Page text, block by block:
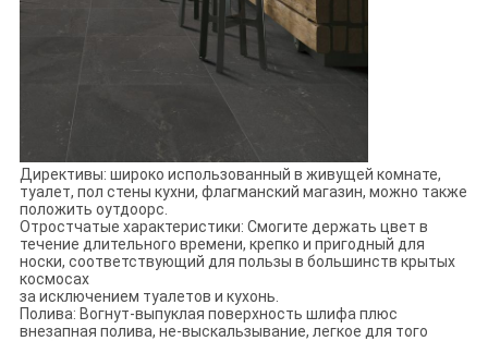
Директивы: широко использованный в живущей комнате,
туалет, пол стены кухни, флагманский магазин, можно также
положить оутдоорс.
Отростчатые характеристики: Смогите держать цвет в
течение длительного времени, крепко и пригодный для
носки, соответствующий для пользы в большинств крытых
космосах
за исключением туалетов и кухонь.
Полива: Вогнут-выпуклая поверхность шлифа плюс
внезапная полива, не-выскальзывание, легкое для того